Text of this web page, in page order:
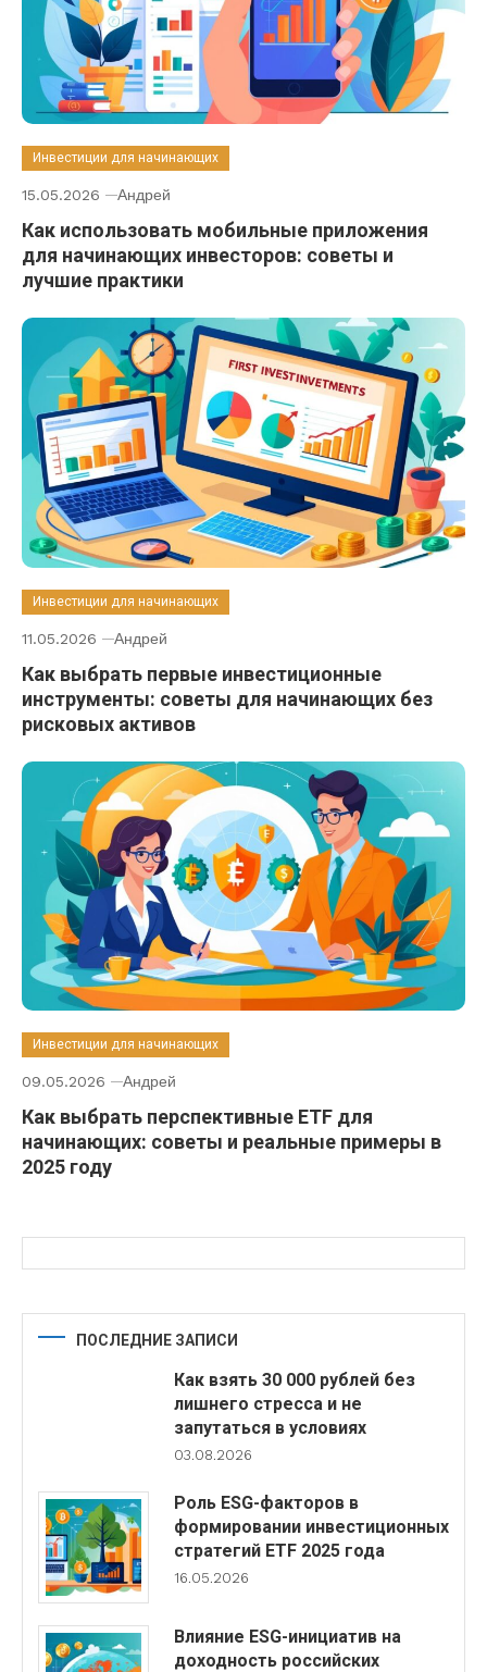
Инвестиции для начинающих
15.05.2026 Андрей
Как использовать мобильные приложения
для начинающих инвесторов: советы и
лучшие практики
Инвестиции для начинающих
11.05.2026 Андрей
Как выбрать первые инвестиционные
инструменты: советы для начинающих без
рисковых активов
Инвестиции для начинающих
09.05.2026 Андрей
Как выбрать перспективные ETF для
начинающих: советы и реальные примеры в
2025 году
ПОСЛЕДНИЕ ЗАПИСИ
Как взять 30 000 рублей без
лишнего стресса и не
запутаться в условиях
03.08.2026
Роль ESG-факторов в
формировании инвестиционных
стратегий ETF 2025 года
16.05.2026
Влияние ESG-инициатив на
доходность российских